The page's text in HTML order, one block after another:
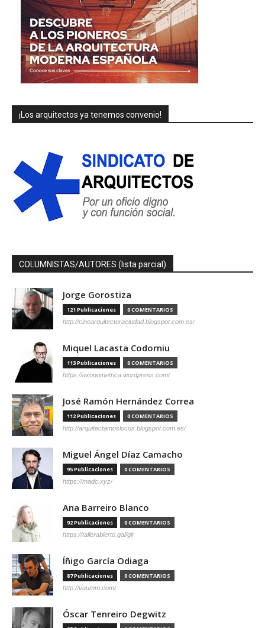
¡Los arquitectos ya tenemos convenio!
COLUMNISTAS/AUTORES (lista parcial)
Jorge Gorostiza
121 Publicaciones 0 COMENTARIOS
http://cinearquitecturaciudad.blogspot.com.es/
Miquel Lacasta Codorniu
113 Publicaciones 0 COMENTARIOS
https://axonometrica.wordpress.com/
José Ramón Hernández Correa
112 Publicaciones 0 COMENTARIOS
http://arquitectamoslocos.blogspot.com.es/
Miguel Ángel Díaz Camacho
95 Publicaciones 0 COMENTARIOS
https://madc.xyz/
Ana Barreiro Blanco
92 Publicaciones 0 COMENTARIOS
https://tallerabierto.gal/gl/
Íñigo García Odiaga
87 Publicaciones 0 COMENTARIOS
http://vaumm.com/
Óscar Tenreiro Degwitz